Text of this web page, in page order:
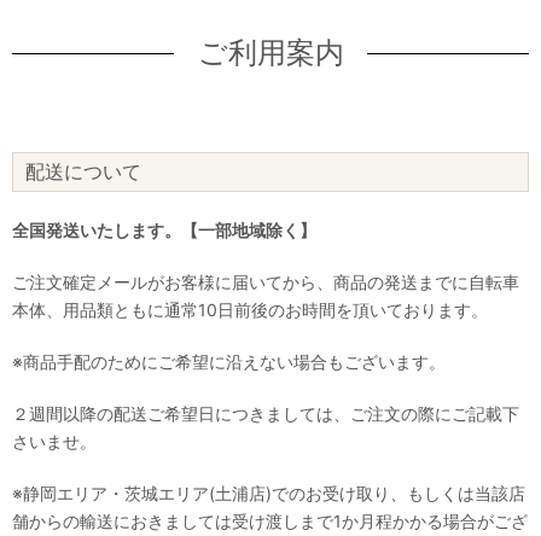
ご利用案内
配送について
全国発送いたします。【一部地域除く】
ご注文確定メールがお客様に届いてから、商品の発送までに自転車
本体、用品類ともに通常10日前後のお時間を頂いております。
※商品手配のためにご希望に沿えない場合もございます。
２週間以降の配送ご希望日につきましては、ご注文の際にご記載下
さいませ。
※静岡エリア・茨城エリア(土浦店)でのお受け取り、もしくは当該店
舗からの輸送におきましては受け渡しまで1か月程かかる場合がござ